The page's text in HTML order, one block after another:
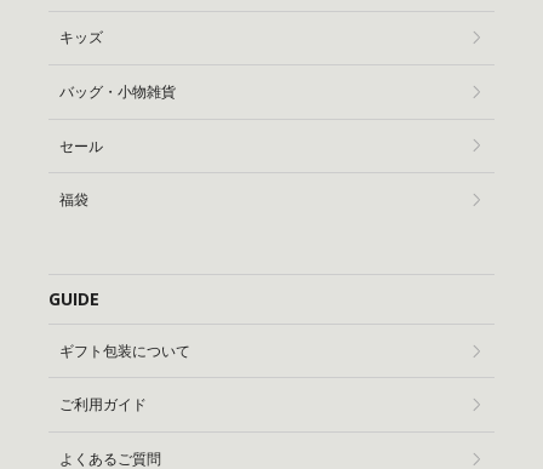
キッズ
バッグ・小物雑貨
セール
福袋
GUIDE
ギフト包装について
ご利用ガイド
よくあるご質問